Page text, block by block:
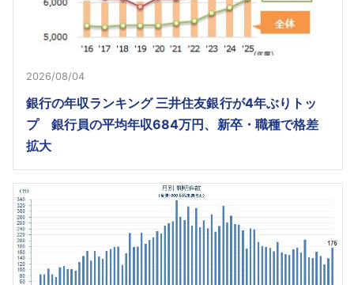
2026/08/04
銀行の年収ランキング 三井住友銀行が4年ぶりトッ
プ 銀行員の平均年収684万円、新卒・職種で格差
拡大